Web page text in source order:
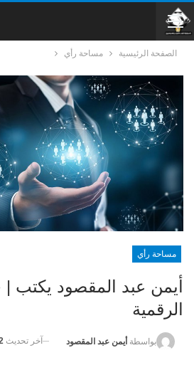
الصفحة الرئيسية مساحة رأي
مساحة رأي
أيمن عبد المقصود يكتب
الرقمية
بواسطة أيمن عبد المقصود آخر تحديث